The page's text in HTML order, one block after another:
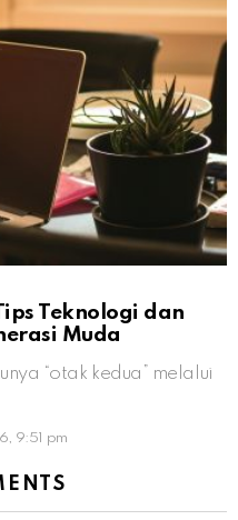
Teknologi dan
Muda
“otak kedua” melalui
9:51 pm